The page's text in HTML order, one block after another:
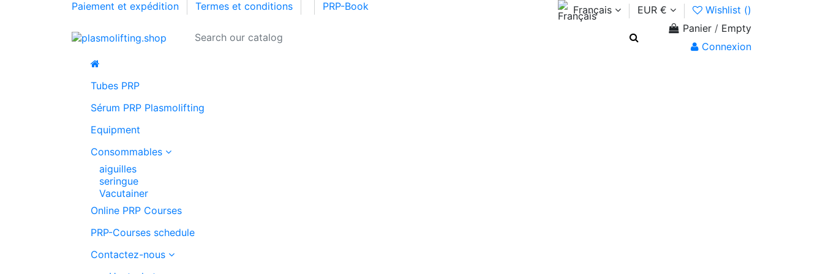
Paiement et expédition Termes et conditions PRP-Book Français EUR € Wishlist ()
Panier / Empty
Connexion
Tubes PRP
Sérum PRP Plasmolifting
Equipment
Consommables
aiguilles
seringue
Vacutainer
Online PRP Courses
PRP-Courses schedule
Contactez-nous